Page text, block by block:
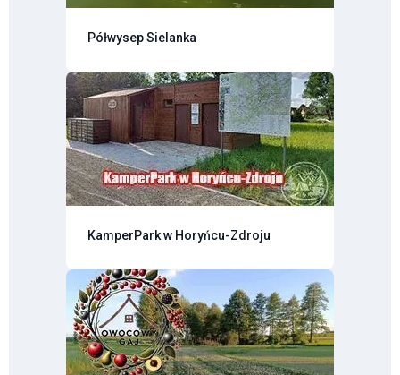
Półwysep Sielanka
KamperPark w Horyńcu-Zdroju